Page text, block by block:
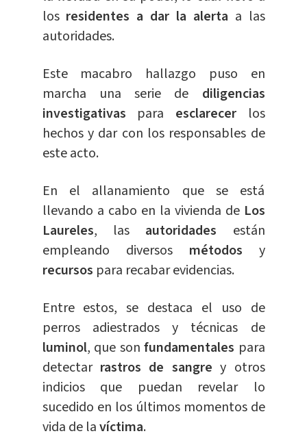
los residentes a dar la alerta a las
autoridades.
Este macabro hallazgo puso en
marcha una serie de diligencias
investigativas para esclarecer los
hechos y dar con los responsables de
este acto.
En el allanamiento que se está
llevando a cabo en la vivienda de Los
Laureles, las autoridades están
empleando diversos métodos y
recursos para recabar evidencias.
Entre estos, se destaca el uso de
perros adiestrados y técnicas de
luminol, que son fundamentales para
detectar rastros de sangre y otros
indicios que puedan revelar lo
sucedido en los últimos momentos de
vida de lavíctima.